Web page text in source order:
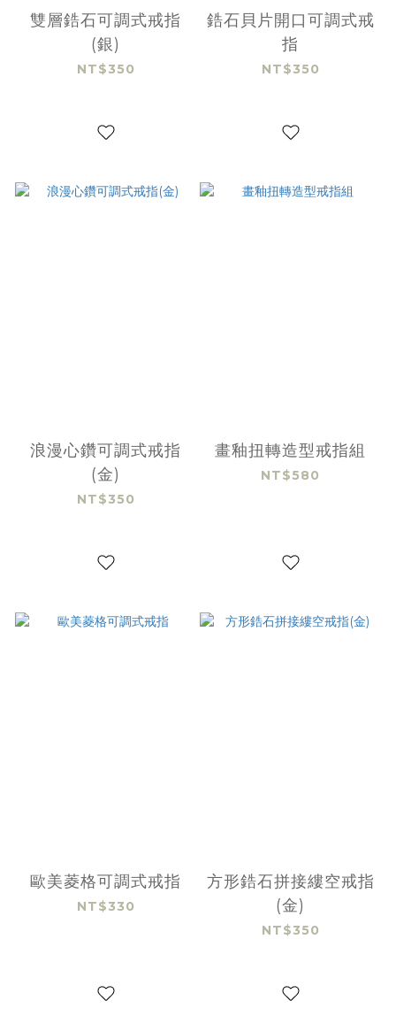
雙層鋯石可調式戒指
(銀)
NT$350
鋯石貝片開口可調式戒
指
NT$350
浪漫心鑽可調式戒指
(金)
NT$350
畫釉扭轉造型戒指組
NT$580
歐美菱格可調式戒指
NT$330
方形鋯石拼接縷空戒指
(金)
NT$350